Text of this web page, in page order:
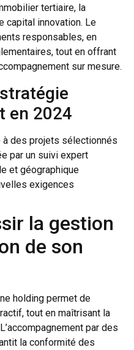
tertiaire, la
capital innovation. Le
responsables, en
tout en offrant
sur mesure.
en 2024
des projets sélectionnés
par un suivi expert
et géographique
exigences
la gestion
de son
holding permet de
tout en maîtrisant la
par des
la conformité des